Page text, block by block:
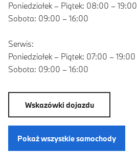
Poniedziałek – Piątek: 08:00 – 19:00
Sobota: 09:00 – 16:00
Serwis:
Poniedziałek – Piątek: 07:00 – 19:00
Sobota: 09:00 – 16:00
Wskazówki dojazdu
Pokaż wszystkie samochody